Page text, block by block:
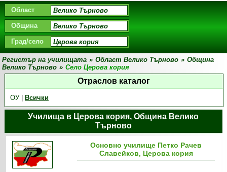
Област
Община
Град/село
Регистър на училищата » Област Велико Търново » Община
Велико Търново » Село Церова кория
Отраслов каталог
ОУ| Всички
Училища в Церова кория, Община Велико
Търново
Основно училище Петко Рачев
Славейков, Церова кория